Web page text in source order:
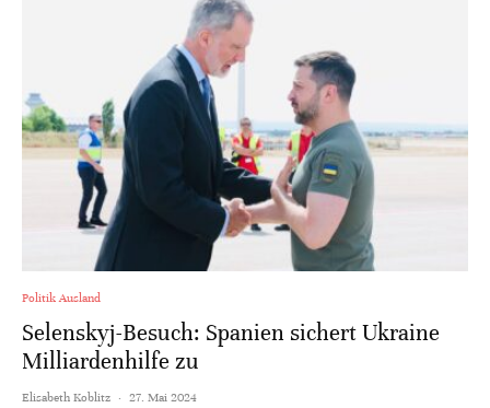
Politik Ausland
Selenskyj-Besuch: Spanien sichert Ukraine
Milliardenhilfe zu
Elisabeth Koblitz · 27. Mai 2024